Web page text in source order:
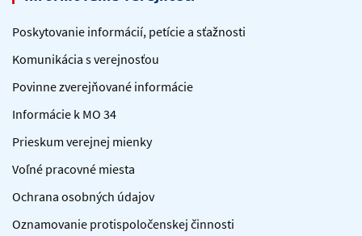
Poskytovanie informácií, petície a sťažnosti
Komunikácia s verejnosťou
Povinne zverejňované informácie
Informácie k MO 34
Prieskum verejnej mienky
Voľné pracovné miesta
Ochrana osobných údajov
Oznamovanie protispoločenskej činnosti